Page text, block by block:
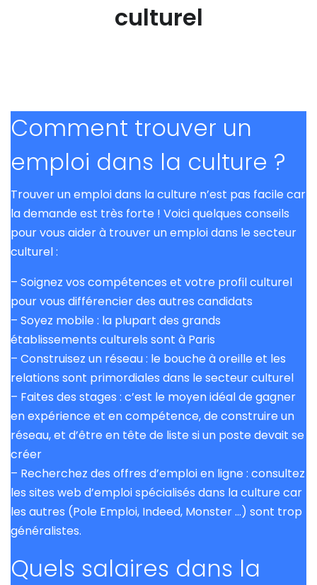
culturel
Comment trouver un
emploi dans la culture ?
Trouver un emploi dans la culture n’est pas facile car
la demande est très forte ! Voici quelques conseils
pour vous aider à trouver un emploi dans le secteur
culturel :
– Soignez vos compétences et votre profil culturel
pour vous différencier des autres candidats
– Soyez mobile : la plupart des grands
établissements culturels sont à Paris
– Construisez un réseau : le bouche à oreille et les
relations sont primordiales dans le secteur culturel
– Faites des stages : c’est le moyen idéal de gagner
en expérience et en compétence, de construire un
réseau, et d’être en tête de liste si un poste devait se
créer
– Recherchez des offres d’emploi en ligne : consultez
les sites web d’emploi spécialisés dans la culture car
les autres (Pole Emploi, Indeed, Monster …) sont trop
généralistes.
Quels salaires dans la